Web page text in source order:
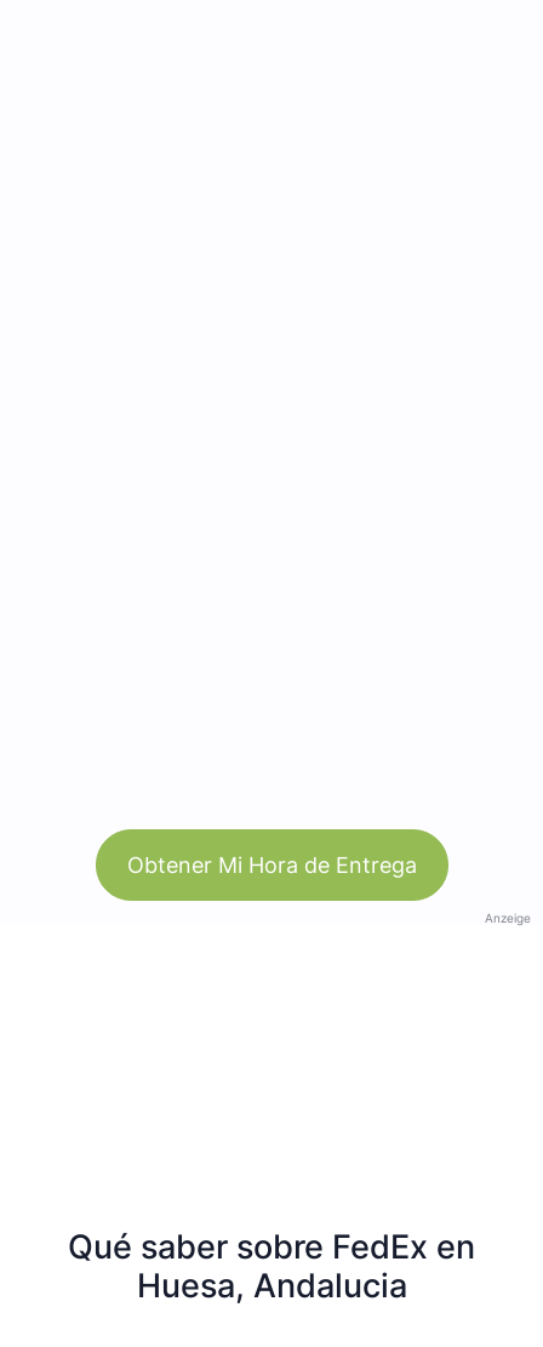
Obtener Mi Hora de Entrega
Anzeige
Qué saber sobre FedEx en
Huesa, Andalucia